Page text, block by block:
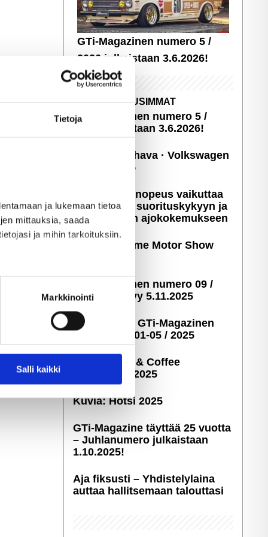
Tietoja
ja lukemaan tietoa
mittauksia, saada
ja mihin tarkoituksiin.
tukemiseen
alan
tietoja muihin tietoihin, joita
Markkinointi
Salli kaikki
GTi-Magazinen numero 5 /
2026 julkaistaan 3.6.2026!
UUSIMMAT
GTi-Magazinen numero 5 /
2026 julkaistaan 3.6.2026!
Sopivasti Lihava · Volkswagen
Kleinbus '75
Miten latausnopeus vaikuttaa
sähköauton suori­tus­ky­kyyn ja
päivittäiseen ajoko­ke­muk­seen
Kuvia: X-treme Motor Show
GTi-Magazinen numero 09 /
2025 ilmestyy 5.11.2025
Taustakuvia GTi-Magazinen
numeroista 01-05 / 2025
Kuvia: Cars & Coffee
Savonlinna 2025
Kuvia: Hötsi 2025
GTi-Magazine täyttää 25 vuotta
– Juhlanumero julkaistaan
1.10.2025!
Aja fiksusti – Yhdis­te­ly­laina
auttaa hallitsemaan talouttasi